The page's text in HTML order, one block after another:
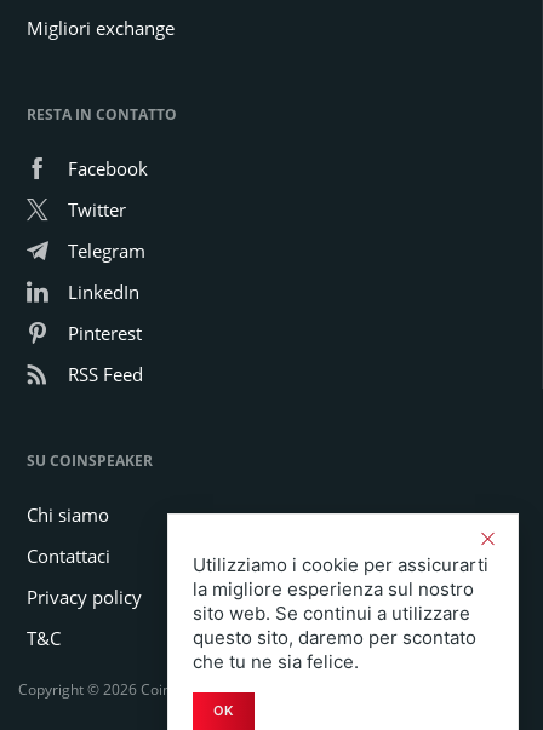
Migliori exchange
RESTA IN CONTATTO
Facebook
Twitter
Telegram
LinkedIn
Pinterest
RSS Feed
SU COINSPEAKER
Chi siamo
Contattaci
Privacy policy
T&C
Copyright © 2026 Coinspeaker LTD. All rights reserved.
Utilizziamo i cookie per assicurarti
la migliore esperienza sul nostro
sito web. Se continui a utilizzare
questo sito, daremo per scontato
che tu ne sia felice.
OK